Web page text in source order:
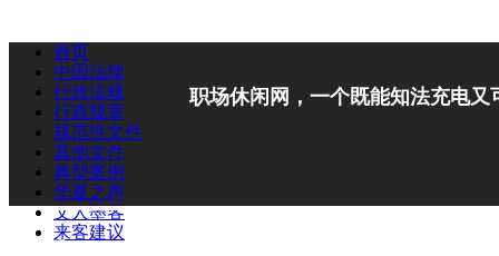
首页
中国法律
行政法规
行政规章
规范性文件
其他文件
典型案例
华夏之声
文人墨客
来客建议
职场休闲网，一个既能知法充电
扫码